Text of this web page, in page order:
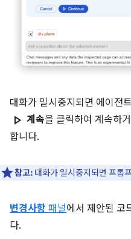
대화가 일시중지되면 에이전
play_arrow 계속을 클릭하여 계속하
합니다.
참고: 대화가 일시중지되면 프롬
변경사항 패널에서 제안된 코
다.